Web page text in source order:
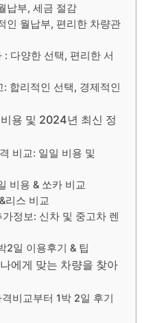
납부, 세금 절감
인 월납부, 편리한 차량관
: 다양한 선택, 편리한 서
: 합리적인 선택, 경제적인
용 및 2024년 최신 정
비교: 일일 비용 및
비용 & 쏘카 비교
리스 비교
정보: 신차 및 중고차 렌
2일 이용후기 & 팁
에게 맞는 차량을 찾아
비교부터 1박 2일 후기